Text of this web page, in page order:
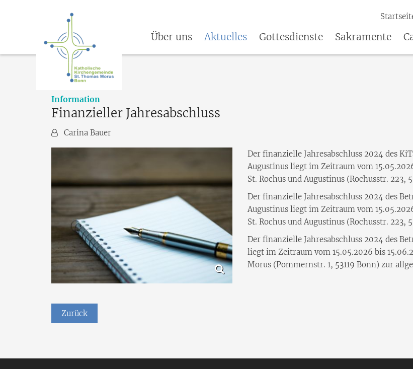
Über uns Aktuelles Gottesdienste Sakramente
Information
Finanzieller Jahresabschluss
Von:Carina Bauer
Der finanzielle Jahresabschluss 2024 des
Augustinus liegt im Zeitraum vom
St. Rochus und Augustinus (Rochusstr. 223,
Der finanzielle Jahresabschluss 2024 des
Augustinus liegt im Zeitraum vom
St. Rochus und Augustinus (Rochusstr. 223,
Der finanzielle Jahresabschluss 2024 des
liegt im Zeitraum vom 15.05.2026 bis
Morus (Pommernstr. 1, 53119 Bonn) zur
Zurück